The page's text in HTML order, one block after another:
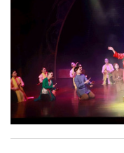
phát triển, thành sức
thành năng lực cạnh